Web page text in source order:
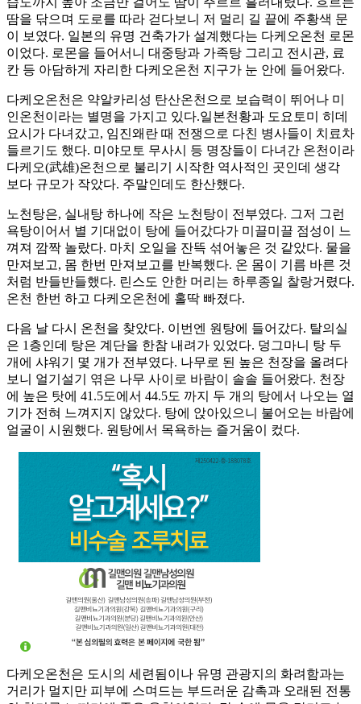
땀을 닦으며 도로를 따라 걷다보니 저 멀리 길 끝에 주황색 문
이 보였다. 일본의 유명 건축가가 설계했다는 다케오온천 로몬
이었다. 로몬을 들어서니 대중탕과 가족탕 그리고 전시관, 료
칸 등 아담하게 자리한 다케오온천 지구가 눈 안에 들어왔다.
다케오온천은 약알카리성 탄산온천으로 보습력이 뛰어나 미
인온천이라는 별명을 가지고 있다.일본천황과 도요토미 히데
요시가 다녀갔고, 임진왜란 때 전쟁으로 다친 병사들이 치료차
들르기도 했다. 미야모토 무사시 등 명장들이 다녀간 온천이라
다케오(武雄)온천으로 불리기 시작한 역사적인 곳인데 생각
보다 규모가 작았다. 주말인데도 한산했다.
노천탕은, 실내탕 하나에 작은 노천탕이 전부였다. 그저 그런
욕탕이어서 별 기대없이 탕에 들어갔다가 미끌미끌 점성이 느
껴져 깜짝 놀랐다. 마치 오일을 잔뜩 섞어놓은 것 같았다. 물을
만져보고, 몸 한번 만져보고를 반복했다. 온 몸이 기름 바른 것
처럼 반들반들했다. 린스도 안한 머리는 하루종일 찰랑거렸다.
온천 한번 하고 다케오온천에 홀딱 빠졌다.
다음 날 다시 온천을 찾았다. 이번엔 원탕에 들어갔다. 탈의실
은 1층인데 탕은 계단을 한참 내려가 있었다. 덩그마니 탕 두
개에 샤워기 몇 개가 전부였다. 나무로 된 높은 천장을 올려다
보니 얼기설기 엮은 나무 사이로 바람이 솔솔 들어왔다. 천장
에 높은 탓에 41.5도에서 44.5도 까지 두 개의 탕에서 나오는 열
기가 전혀 느껴지지 않았다. 탕에 앉아있으니 불어오는 바람에
얼굴이 시원했다. 원탕에서 목욕하는 즐거움이 컸다.
다케오온천은 도시의 세련됨이나 유명 관광지의 화려함과는
거리가 멀지만 피부에 스며드는 부드러운 감촉과 오래된 전통